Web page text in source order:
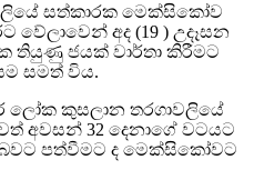
සත්කාරක මෙක්සිකෝව
අද (19 ) උදෑසන
තියුණු ජයක් වාර්තා කිරීමට
සමත් විය.
ලෝක කුසලාන තරගාවලියේ
අවසන් 32 දෙනාගේ වටයට
බවට පත්වීමට ද මෙක්සිකෝවට